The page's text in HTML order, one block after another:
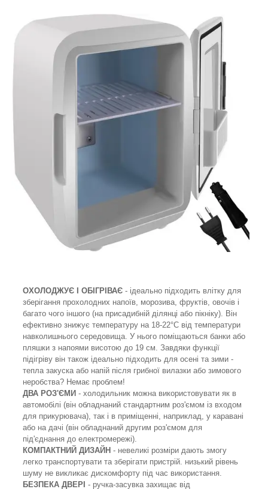
ОХОЛОДЖУЄ І ОБІГРІВАЄ - ідеально підходить влітку для
зберігання прохолодних напоїв, морозива, фруктів, овочів і
багато чого іншого (на присадибній ділянці або пікніку). Він
ефективно знижує температуру на 18-22°C від температури
навколишнього середовища. У нього поміщаються банки або
пляшки з напоями висотою до 19 см. Завдяки функції
підігріву він також ідеально підходить для осені та зими -
тепла закуска або напій після грибної вилазки або зимового
неробства? Немає проблем!
ДВА РОЗ'ЄМИ - холодильник можна використовувати як в
автомобілі (він обладнаний стандартним роз'ємом із входом
для прикурювача), так і в приміщенні, наприклад, у каравані
або на дачі (він обладнаний другим роз'ємом для
під'єднання до електромережі).
КОМПАКТНИЙ ДИЗАЙН - невеликі розміри дають змогу
легко транспортувати та зберігати пристрій. низький рівень
шуму не викликає дискомфорту під час використання.
БЕЗПЕКА ДВЕРІ - ручка-засувка захищає від